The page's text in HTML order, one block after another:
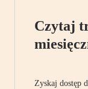
Czytaj
Zyskaj dostęp